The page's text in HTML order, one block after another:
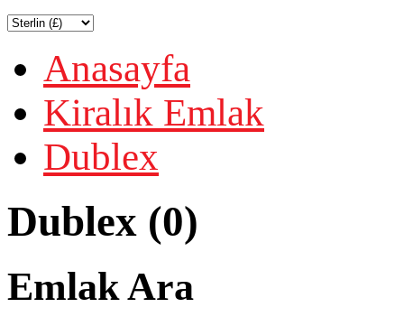
Anasayfa
Kiralık Emlak
Dublex
Dublex (0)
Emlak Ara